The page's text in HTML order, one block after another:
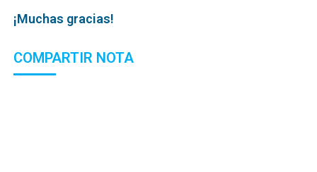
¡Muchas gracias!
COMPARTIR NOTA